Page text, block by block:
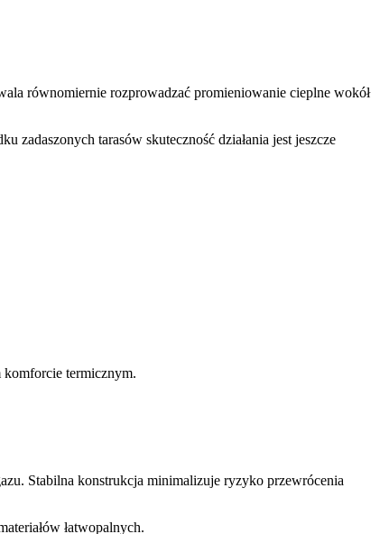
równomiernie rozprowadzać promieniowanie cieplne wokół
zadaszonych tarasów skuteczność działania jest jeszcze
termicznym.
Stabilna konstrukcja minimalizuje ryzyko przewrócenia
łatwopalnych.